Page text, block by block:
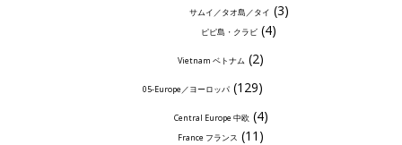
サムイ／タオ島／タイ (3)
ピピ島・クラビ (4)
Vietnam ベトナム (2)
05-Europe／ヨーロッパ (129)
Central Europe 中欧 (4)
France フランス (11)